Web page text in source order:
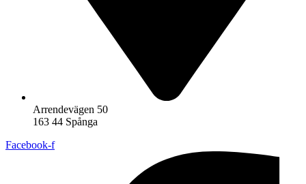
Arrendevägen 50
163 44 Spånga
Facebook-f